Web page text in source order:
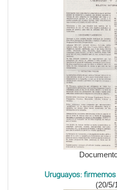
Uruguayos:
(20/5/